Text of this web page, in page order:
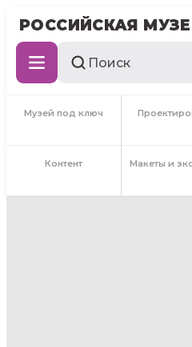
РОССИЙСКАЯ
Музей под ключ
Контент Макеты и